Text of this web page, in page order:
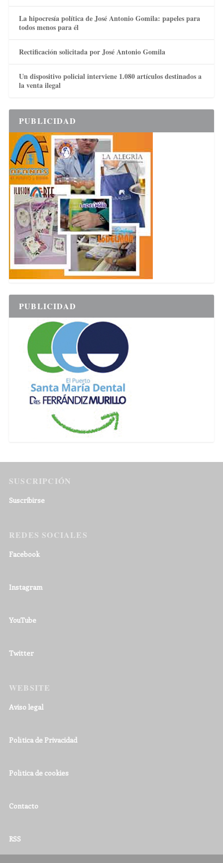
La hipocresía política de José Antonio Gomila: papeles para
todos menos para él
Rectificación solicitada por José Antonio Gomila
Un dispositivo policial interviene 1.080 artículos destinados a
la venta ilegal
PUBLICIDAD
PUBLICIDAD
SUSCRIPCIÓN
Suscribirse
REDES SOCIALES
Facebook
Instagram
YouTube
Twitter
WEBSITE
Aviso legal
Política de Privacidad
Política de cookies
Contacto
RSS